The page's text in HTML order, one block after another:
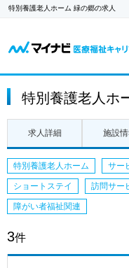
特別養護老人ホーム 緑の郷の求人
特別養護老人ホ
求人詳細 施設
特別養護老人ホーム サー
ショートステイ 訪問サー
障がい者福祉関連
3件